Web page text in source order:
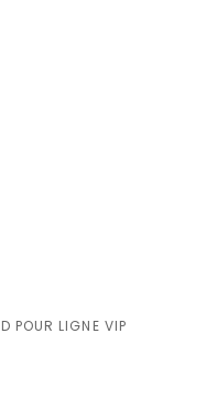
POUR LIGNE VIP